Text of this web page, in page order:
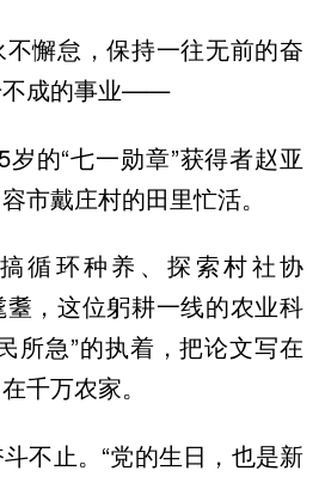
懈怠，保持一往无前的奋
不成的事业——
的“七一勋章”获得者赵亚
市戴庄村的田里忙活。
循环种养、探索村社协
，这位躬耕一线的农业科
所急”的执着，把论文写在
千万农家。
不止。“党的生日，也是新